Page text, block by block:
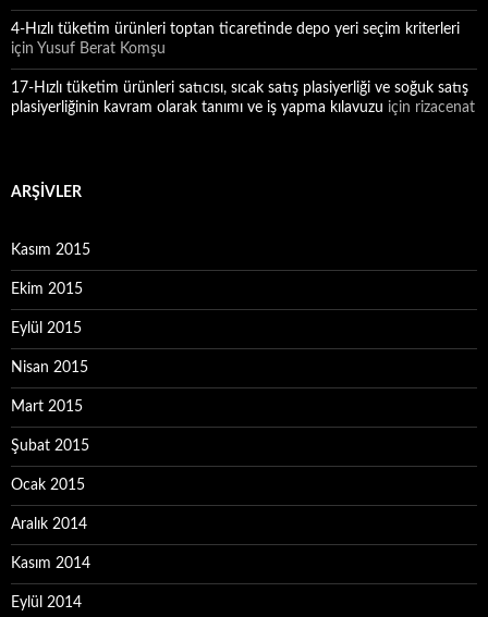
4-Hızlı tüketim ürünleri toptan ticaretinde depo yeri seçim kriterleri
için Yusuf Berat Komşu
17-Hızlı tüketim ürünleri satıcısı, sıcak satış plasiyerliği ve soğuk satış
plasiyerliğinin kavram olarak tanımı ve iş yapma kılavuzu için rizacenat
ARŞIVLER
Kasım 2015
Ekim 2015
Eylül 2015
Nisan 2015
Mart 2015
Şubat 2015
Ocak 2015
Aralık 2014
Kasım 2014
Eylül 2014